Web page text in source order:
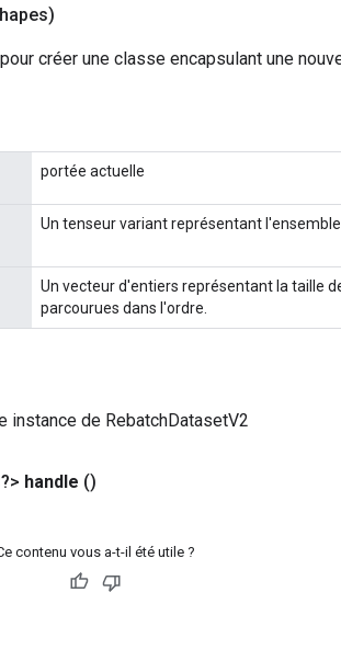
créer une classe encapsulant une
portée actuelle
Un tenseur variant représentant
Un vecteur d'entiers représentant la taille
parcourues dans l'ordre.
instance de RebatchDatasetV2
handle ()
contenu vous a-t-il été utile ?